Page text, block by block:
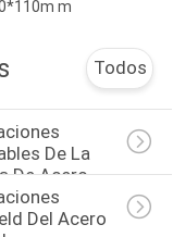
m
Todos
De La
De Acero
Del Acero